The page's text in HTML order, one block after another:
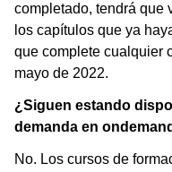
completado, tendrá que
los capítulos que ya
que complete cualquier
mayo de 2022.
¿Siguen estando
demanda en
No. Los cursos de